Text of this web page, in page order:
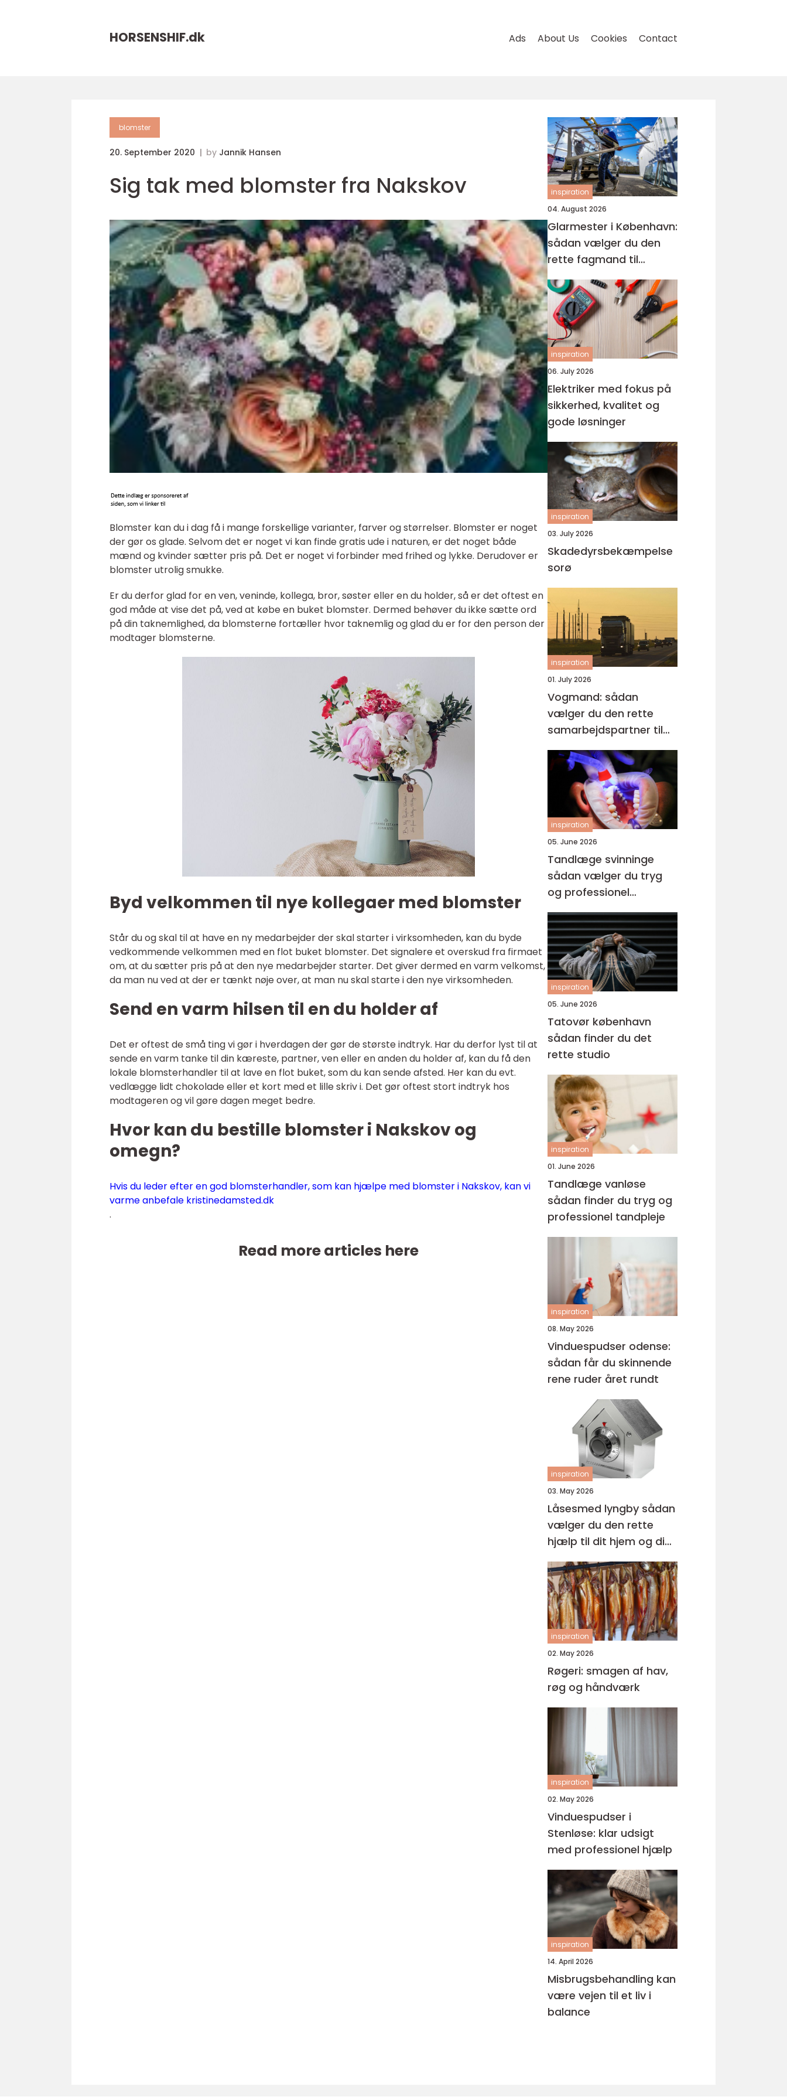
HORSENSHIF.dk Ads About Us Cookies Contact
blomster
20. September 2020 by Jannik Hansen
Sig tak med blomster fra Nakskov
Blomster kan du i dag få i mange forskellige varianter, farver og størrelser. Blomster er noget
der gør os glade. Selvom det er noget vi kan finde gratis ude i naturen, er det noget både
mænd og kvinder sætter pris på. Det er noget vi forbinder med frihed og lykke. Derudover er
blomster utrolig smukke.
Er du derfor glad for en ven, veninde, kollega, bror, søster eller en du holder, så er det oftest en
god måde at vise det på, ved at købe en buket blomster. Dermed behøver du ikke sætte ord
på din taknemlighed, da blomsterne fortæller hvor taknemlig og glad du er for den person der
modtager blomsterne.
Byd velkommen til nye kollegaer med blomster
Står du og skal til at have en ny medarbejder der skal starter i virksomheden, kan du byde
vedkommende velkommen med en flot buket blomster. Det signalere et overskud fra firmaet
om, at du sætter pris på at den nye medarbejder starter. Det giver dermed en varm velkomst,
da man nu ved at der er tænkt nøje over, at man nu skal starte i den nye virksomheden.
Send en varm hilsen til en du holder af
Det er oftest de små ting vi gør i hverdagen der gør de største indtryk. Har du derfor lyst til at
sende en varm tanke til din kæreste, partner, ven eller en anden du holder af, kan du få den
lokale blomsterhandler til at lave en flot buket, som du kan sende afsted. Her kan du evt.
vedlægge lidt chokolade eller et kort med et lille skriv i. Det gør oftest stort indtryk hos
modtageren og vil gøre dagen meget bedre.
Hvor kan du bestille blomster i Nakskov og
omegn?
Hvis du leder efter en god blomsterhandler, som kan hjælpe med blomster i Nakskov, kan vi
varme anbefale kristinedamsted.dk
.
Read more articles here
inspiration
04. August 2026
Glarmester i København:
sådan vælger du den
rette fagmand til
glasarbejde
inspiration
06. July 2026
Elektriker med fokus på
sikkerhed, kvalitet og
gode løsninger
inspiration
03. July 2026
Skadedyrsbekæmpelse
sorø
inspiration
01. July 2026
Vogmand: sådan
vælger du den rette
samarbejdspartner til
tunge opgaver
inspiration
05. June 2026
Tandlæge svinninge
sådan vælger du tryg
og professionel
tandpleje
inspiration
05. June 2026
Tatovør københavn
sådan finder du det
rette studio
inspiration
01. June 2026
Tandlæge vanløse
sådan finder du tryg og
professionel tandpleje
inspiration
08. May 2026
Vinduespudser odense:
sådan får du skinnende
rene ruder året rundt
inspiration
03. May 2026
Låsesmed lyngby sådan
vælger du den rette
hjælp til dit hjem og din
virksomhed
inspiration
02. May 2026
Røgeri: smagen af hav,
røg og håndværk
inspiration
02. May 2026
Vinduespudser i
Stenløse: klar udsigt
med professionel hjælp
inspiration
14. April 2026
Misbrugsbehandling kan
være vejen til et liv i
balance